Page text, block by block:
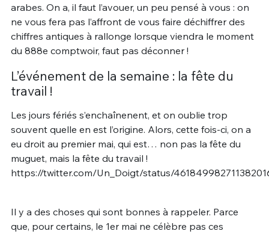
arabes. On a, il faut l’avouer, un peu pensé à vous : on
ne vous fera pas l’affront de vous faire déchiffrer des
chiffres antiques à rallonge lorsque viendra le moment
du 888e comptwoir, faut pas déconner !
L’événement de la semaine : la fête du
travail !
Les jours fériés s’enchaînenent, et on oublie trop
souvent quelle en est l’origine. Alors, cette fois-ci, on a
eu droit au premier mai, qui est… non pas la fête du
muguet, mais la fête du travail !
https://twitter.com/Un_Doigt/status/
Il y a des choses qui sont bonnes à rappeler. Parce
que, pour certains, le 1er mai ne célèbre pas ces